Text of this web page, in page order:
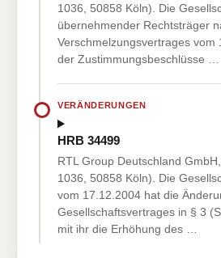
1036, 50858 Köln). Die
übernehmender Rechtsträger
Verschmelzungsvertrages vom
der Zustimmungsbeschlüsse …
VERÄNDERUNGEN
HRB 34499
RTL Group Deutschland
1036, 50858 Köln). Die
vom 17.12.2004 hat die
Gesellschaftsvertrages in § 3
mit ihr die Erhöhung des …